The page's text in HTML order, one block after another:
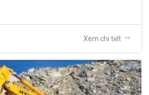
Xem chi tiết